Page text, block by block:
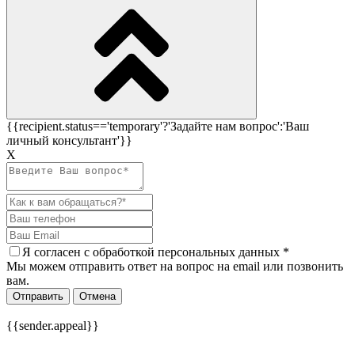
{{recipient.status=='temporary'?'Задайте нам вопрос':'Ваш
личный консультант'}}
Х
Я согласен c обработкой персональных данных *
Мы можем отправить ответ на вопрос на email или позвонить
вам.
Отправить Отмена
{{sender.appeal}}